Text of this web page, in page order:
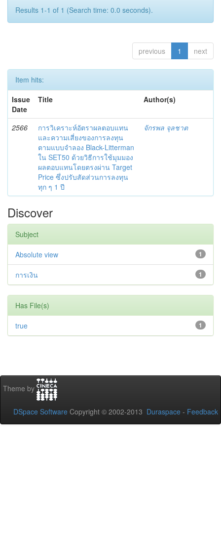
Results 1-1 of 1 (Search time: 0.0 seconds).
previous 1 next
Item hits:
Issue
Date
Title Author(s)
2566
การวิเคราะห์อัตราผลตอบแทน
และความเสี่ยงของการลงทุน
ตามแบบจำลอง Black-Litterman
ใน SET50 ด้วยวิธีการใช้มุมมอง
ผลตอบแทนโดยตรงผ่าน Target
Price ซึ่งปรับสัดส่วนการลงทุน
ทุก ๆ 1 ปี
จักรพล จุลชาต
Discover
Subject
1
Absolute view
1
การเงิน
Has File(s)
1
true
Theme by
DSpace Software Copyright © 2002-2013 Duraspace - Feedback